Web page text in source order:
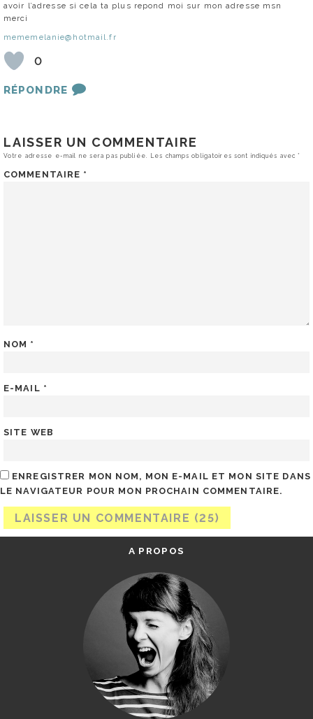
avoir l’adresse si cela ta plus repond moi sur mon adresse msn
merci
mememelanie@hotmail.fr
0
RÉPONDRE
LAISSER UN COMMENTAIRE
Votre adresse e-mail ne sera pas publiée. Les champs obligatoires sont indiqués avec*
COMMENTAIRE *
NOM *
E-MAIL *
SITE WEB
ENREGISTRER MON NOM, MON E-MAIL ET MON SITE DANS
LE NAVIGATEUR POUR MON PROCHAIN COMMENTAIRE.
A PROPOS